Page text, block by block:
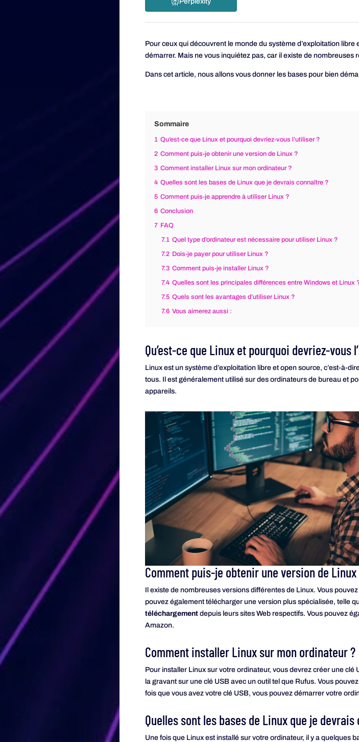
Pour ceux qui découvrent le monde du système d’exploitation
démarrer. Mais ne vous inquiétez pas, car il existe de
Dans cet article, nous allons vous donner les bases pour bien
Sommaire
1 Qu’est-ce que Linux et pourquoi devriez-vous l’utiliser ?
2 Comment puis-je obtenir une version de Linux ?
3 Comment installer Linux sur mon ordinateur ?
4 Quelles sont les bases de Linux que je devrais connaître ?
5 Comment puis-je apprendre à utiliser Linux ?
6 Conclusion
7 FAQ
7.1 Quel type d’ordinateur est nécessaire pour utiliser Linux ?
7.2 Dois-je payer pour utiliser Linux ?
7.3 Comment puis-je installer Linux ?
7.4 Quelles sont les principales différences entre Windows et Linux
7.5 Quels sont les avantages d’utiliser Linux ?
7.6 Vous aimerez aussi :
Qu’est-ce que Linux et pourquoi devriez-vous
Linux est un système d’exploitation libre et open source, c’est-à-
tous. Il est généralement utilisé sur des ordinateurs de bureau et
appareils.
Comment puis-je obtenir une version de Linux
Il existe de nombreuses versions différentes de Linux. Vous
pouvez également télécharger une version plus spécialisée, telle
téléchargement depuis leurs sites Web respectifs. Vous pouvez
Amazon.
Comment installer Linux sur mon ordinateur ?
Pour installer Linux sur votre ordinateur, vous devrez créer une
la gravant sur une clé USB avec un outil tel que Rufus. Vous
fois que vous avez votre clé USB, vous pouvez démarrer votre
Quelles sont les bases de Linux que je
Une fois que Linux est installé sur votre ordinateur, il y a quelques